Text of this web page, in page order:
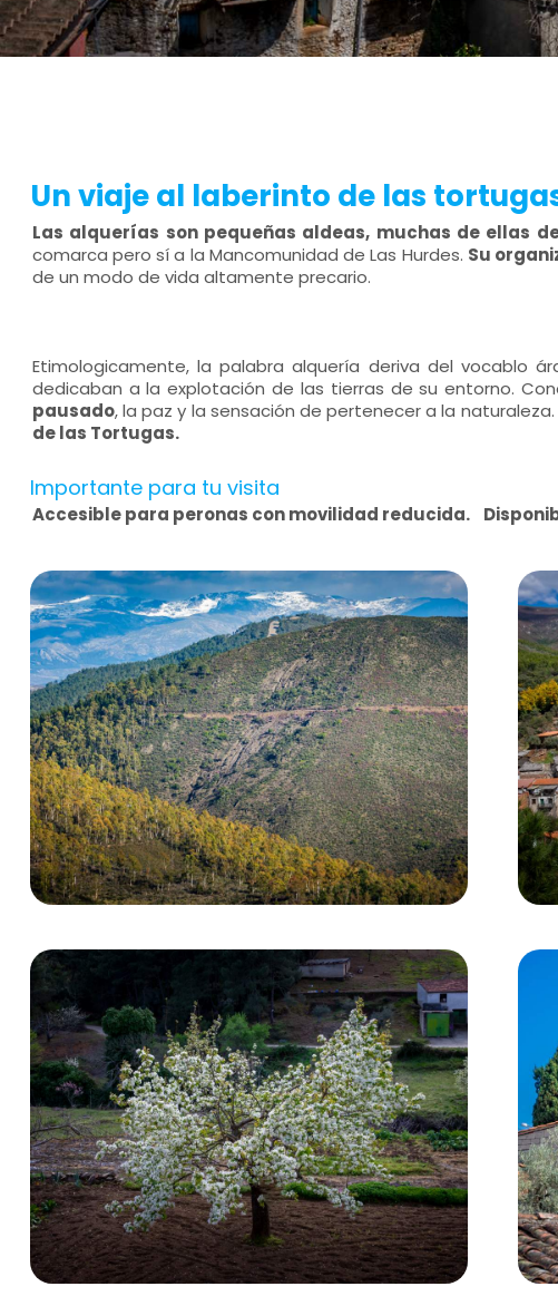
Un viaje al laberinto de las
Las alquerías son pequeñas aldeas, muchas de ellas
comarca pero sí a la Mancomunidad de Las Hurdes. Su
de un modo de vida altamente precario.
Etimologicamente, la palabra alquería deriva del vocablo
dedicaban a la explotación de las tierras de su entorno.
pausado, la paz y la sensación de pertenecer a la
de las Tortugas.
Importante para tu visita
Accesible para peronas con movilidad reducida.